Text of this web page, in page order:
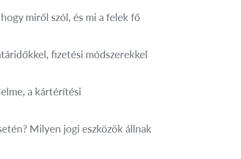
miről szól, és mi a felek fő
fizetési módszerekkel
a kártérítési
Milyen jogi eszközök állnak